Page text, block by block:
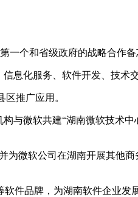
个和省级政府的战略合作备
化服务、软件开发、技术
推广应用。
微软共建“湖南微软技术中
微软公司在湖南开展其他商
件品牌，为湖南软件企业发